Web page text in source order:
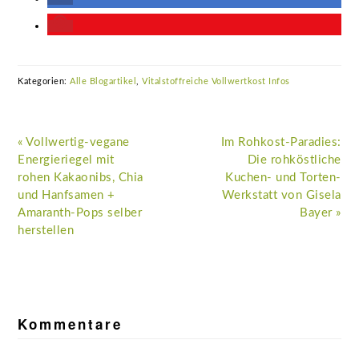
Kategorien:Alle Blogartikel ,Vitalstoffreiche Vollwertkost Infos
Vorheriger
Beitrag:
« Vollwertig-vegane
Energieriegel mit
rohen Kakaonibs, Chia
und Hanfsamen +
Amaranth-Pops selber
herstellen
Nächster
Beitrag:
Im Rohkost-Paradies:
Die rohköstliche
Kuchen- und Torten-
Werkstatt von Gisela
Bayer »
Kommentare